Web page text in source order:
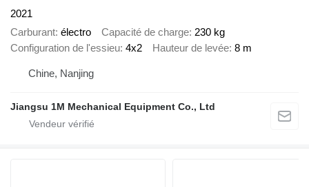
2021
Carburant électro Capacité de charge 230 kg
Configuration de l'essieu 4x2 Hauteur de levée 8 m
Chine, Nanjing
Jiangsu 1M Mechanical Equipment Co., Ltd